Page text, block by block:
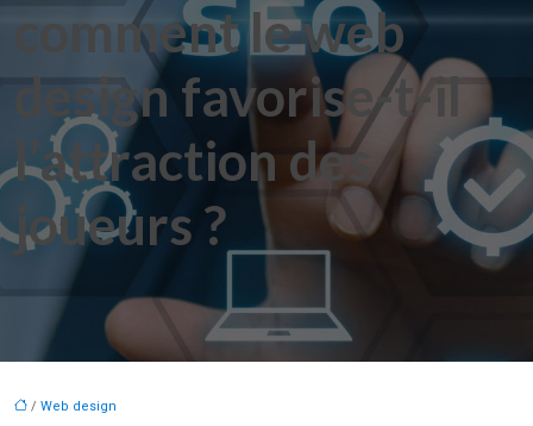
comment le web
design favorise-t-il
l’attraction des
joueurs ?
/ Web design